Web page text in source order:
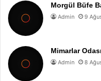
Morgül Büfe
Admin 9
Mimarlar
Admin 8